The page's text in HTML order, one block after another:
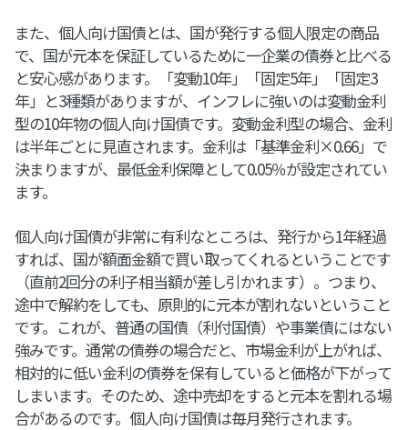
また、個人向け国債とは、国が発行する個人限定の商品
で、国が元本を保証しているために一企業の債券と比べる
と安心感があります。「変動10年」「固定5年」「固定3
年」と3種類がありますが、インフレに強いのは変動金利
型の10年物の個人向け国債です。変動金利型の場合、金利
は半年ごとに見直されます。金利は「基準金利×0.66」で
決まりますが、最低金利保障として0.05％が設定されてい
ます。
個人向け国債が非常に有利なところは、発行から1年経過
すれば、国が額面金額で買い取ってくれるということです
（直前2回分の利子相当額が差し引かれます）。つまり、
途中で解約をしても、原則的に元本が割れないということ
です。これが、普通の国債（利付国債）や事業債にはない
強みです。通常の債券の場合だと、市場金利が上がれば、
相対的に低い金利の債券を保有していると価格が下がって
しまいます。そのため、途中売却をすると元本を割れる場
合があるのです。個人向け国債は毎月発行されます。